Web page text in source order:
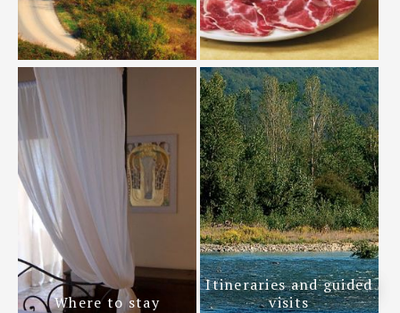
Where to stay
Itineraries and guided
visits